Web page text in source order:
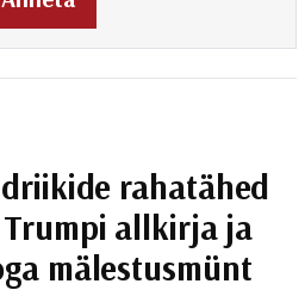
rahatähed
allkirja ja
mälestusmünt